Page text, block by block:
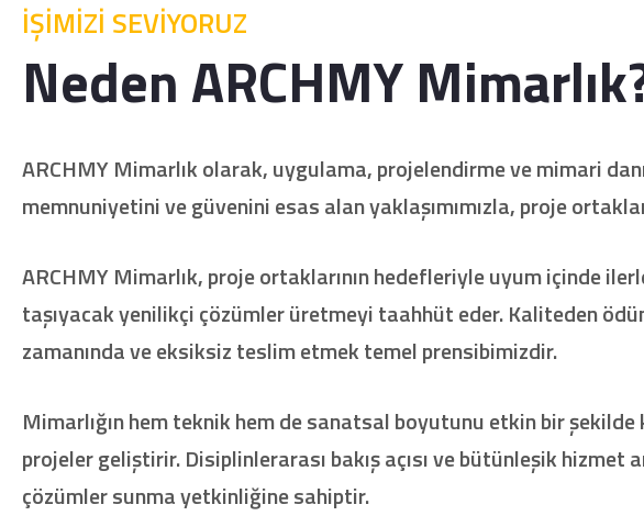
İŞİMİZİ SEVİYORUZ
Neden ARCHMY
ARCHMY Mimarlık olarak, uygulama, projelendirme ve mimari
memnuniyetini ve güvenini esas alan yaklaşımımızla, proje
ARCHMY Mimarlık, proje ortaklarının hedefleriyle uyum içinde
taşıyacak yenilikçi çözümler üretmeyi taahhüt eder. Kaliteden
zamanında ve eksiksiz teslim etmek temel prensibimizdir.
Mimarlığın hem teknik hem de sanatsal boyutunu etkin bir
projeler geliştirir. Disiplinlerarası bakış açısı ve bütünleşik
çözümler sunma yetkinliğine sahiptir.